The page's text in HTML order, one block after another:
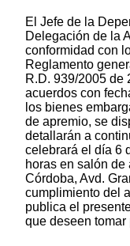
El Jefe de la
Delegación de la
conformidad con
Reglamento
R.D. 939/2005 de
acuerdos con
los bienes
de apremio, se
detallarán a
celebrará el día 6
horas en salón de
Córdoba, Avd.
cumplimiento del
publica el
que deseen